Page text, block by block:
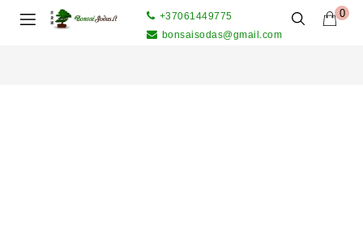
0
+37061449775
bonsaisodas@gmail.com